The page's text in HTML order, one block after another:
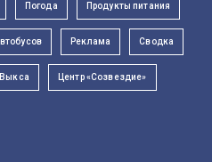
Погода Продукты питания
Реклама Сводка
Выкса Центр «Созвездие»